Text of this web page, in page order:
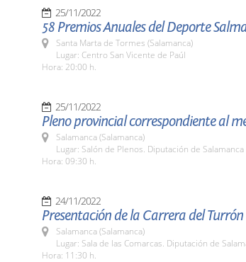
25/11/2022
58 Premios Anuales del Deporte
Santa Marta de Tormes (Salamanca)
Lugar: Centro San Vicente de Paúl
Hora: 20:00 h.
25/11/2022
Pleno provincial correspondiente al
Salamanca (Salamanca)
Lugar: Salón de Plenos. Diputación de Salamanca
Hora: 09:30 h.
24/11/2022
Presentación de la Carrera del Turrón
Salamanca (Salamanca)
Lugar: Sala de las Comarcas. Diputación de
Hora: 11:30 h.